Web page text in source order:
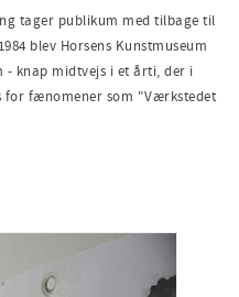
tager publikum med tilbage til
blev Horsens Kunstmuseum
- knap midtvejs i et årti, der i
for fænomener som "Værkstedet